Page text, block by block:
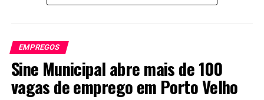
EMPREGOS
Sine Municipal abre mais de 100
vagas de emprego em Porto Velho